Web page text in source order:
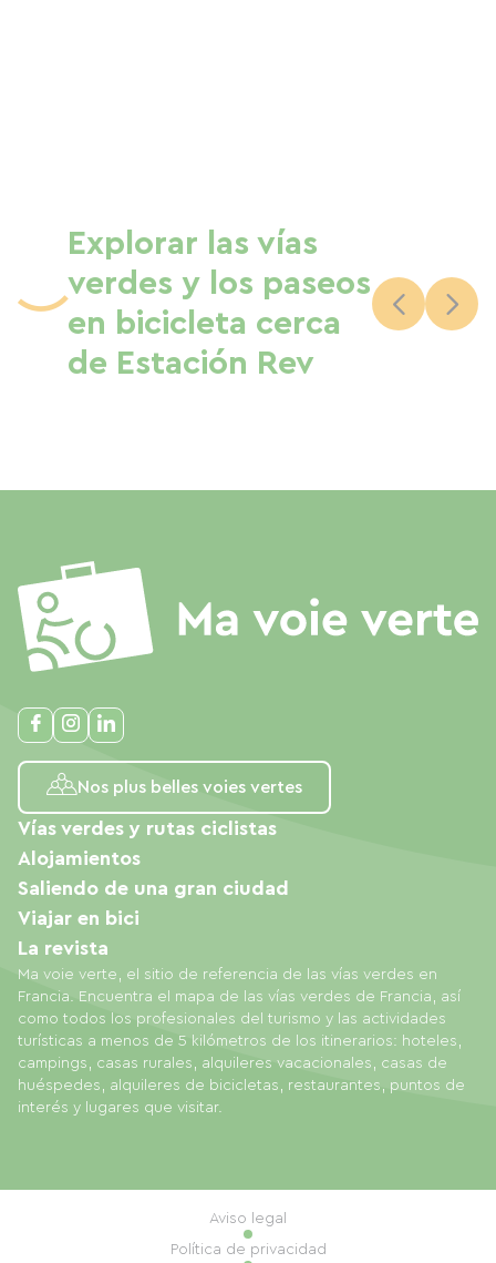
Explorar las vías
verdes y los paseos
en bicicleta cerca
de Estación Rev
Nos plus belles voies vertes
Ma voie verte, el sitio de referencia de las vías verdes en
Francia. Encuentra el mapa de las vías verdes de Francia, así
como todos los profesionales del turismo y las actividades
turísticas a menos de 5 kilómetros de los itinerarios: hoteles,
campings, casas rurales, alquileres vacacionales, casas de
huéspedes, alquileres de bicicletas, restaurantes, puntos de
interés y lugares que visitar.
Vías verdes y rutas ciclistas
Alojamientos
Saliendo de una gran ciudad
Viajar en bici
La revista
Aviso legal
Política de privacidad